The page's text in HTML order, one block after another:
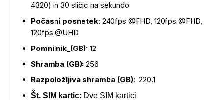
4320) in 30 sličic na sekundo
Počasni posnetek: 240fps @FHD, 120fps @FHD,
120fps @UHD
Pomnilnik_(GB): 12
Shramba (GB): 256
Razpoložljiva shramba (GB): 220.1
Št. SIM kartic: Dve SIM kartici